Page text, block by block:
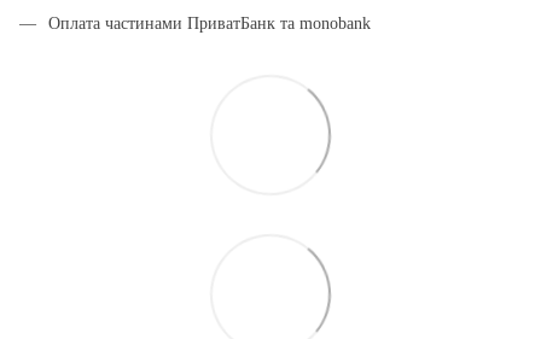
Оплата частинами ПриватБанк та monobank